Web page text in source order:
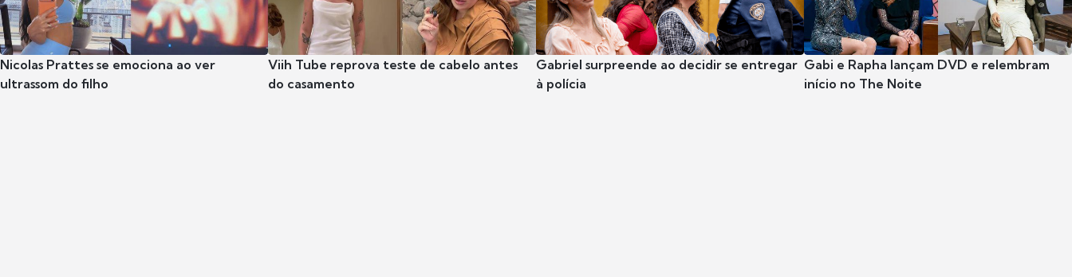
Nicolas Prattes se emociona ao ver
ultrassom do filho
Viih Tube reprova teste de cabelo antes
do casamento
Gabriel surpreende ao decidir se entregar
à polícia
Gabi e Rapha lançam DVD e relembram
início no The Noite